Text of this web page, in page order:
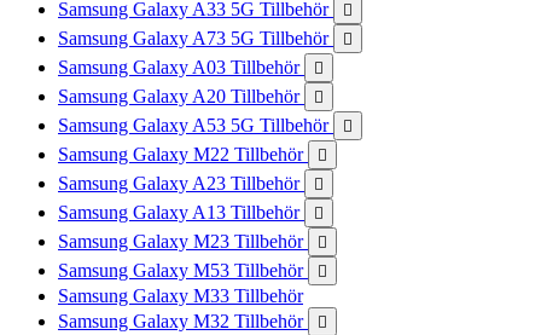
Samsung Galaxy A33 5G Tillbehör 
Samsung Galaxy A73 5G Tillbehör 
Samsung Galaxy A03 Tillbehör 
Samsung Galaxy A20 Tillbehör 
Samsung Galaxy A53 5G Tillbehör 
Samsung Galaxy M22 Tillbehör 
Samsung Galaxy A23 Tillbehör 
Samsung Galaxy A13 Tillbehör 
Samsung Galaxy M23 Tillbehör 
Samsung Galaxy M53 Tillbehör 
Samsung Galaxy M33 Tillbehör
Samsung Galaxy M32 Tillbehör
